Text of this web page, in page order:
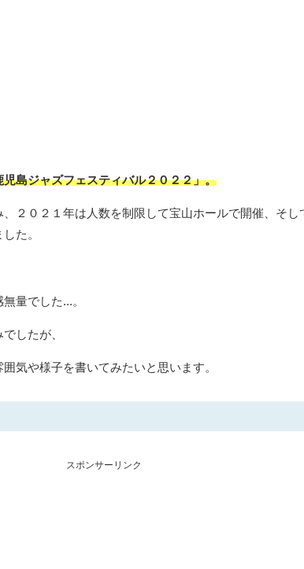
島ジャズフェスティバル２０２２」。
２０２１年は人数を制限して宝山ホールで開催、そし
た。
量でした...。
したが、
気や様子を書いてみたいと思います。
スポンサーリンク